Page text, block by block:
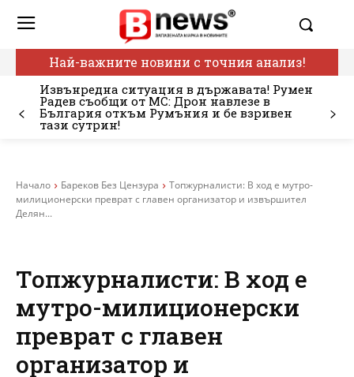
Най-важните новини с точния анализ!
Извънредна ситуация в държавата! Румен
Радев съобщи от МС: Дрон навлезе в
България откъм Румъния и бе взривен
тази сутрин!
Начало Бареков Без Цензура
Топжурналисти: В ход е мутро-
милиционерски преврат с главен организатор и извършител
Делян...
Топжурналисти: В ход е
мутро-милиционерски
преврат с главен
организатор и